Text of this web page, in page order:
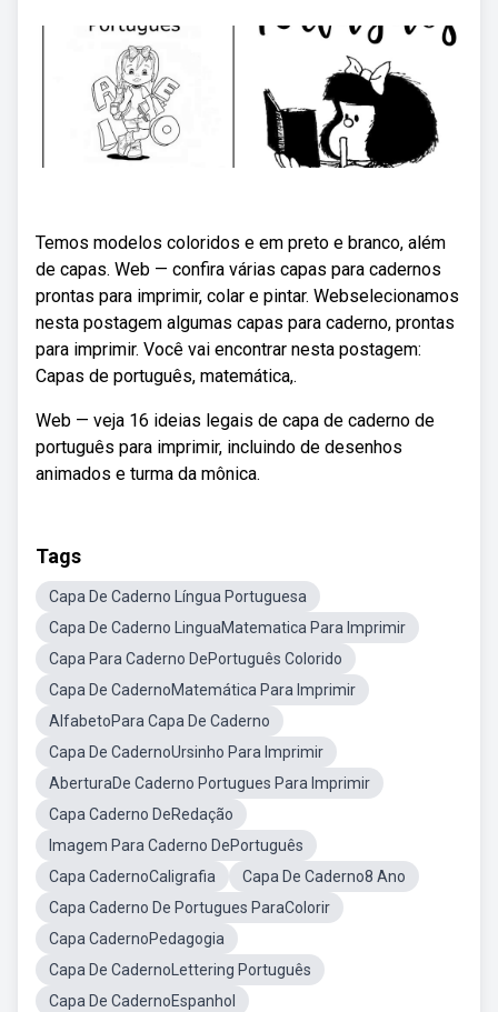
Temos modelos coloridos e em preto e branco, além
de capas. Web — confira várias capas para cadernos
prontas para imprimir, colar e pintar. Webselecionamos
nesta postagem algumas capas para caderno, prontas
para imprimir. Você vai encontrar nesta postagem:
Capas de português, matemática,.
Web — veja 16 ideias legais de capa de caderno de
português para imprimir, incluindo de desenhos
animados e turma da mônica.
Tags
Capa De Caderno Língua Portuguesa
Capa De Caderno LinguaMatematica Para Imprimir
Capa Para Caderno DePortuguês Colorido
Capa De CadernoMatemática Para Imprimir
AlfabetoPara Capa De Caderno
Capa De CadernoUrsinho Para Imprimir
AberturaDe Caderno Portugues Para Imprimir
Capa Caderno DeRedação
Imagem Para Caderno DePortuguês
Capa CadernoCaligrafia
Capa De Caderno8 Ano
Capa Caderno De Portugues ParaColorir
Capa CadernoPedagogia
Capa De CadernoLettering Português
Capa De CadernoEspanhol